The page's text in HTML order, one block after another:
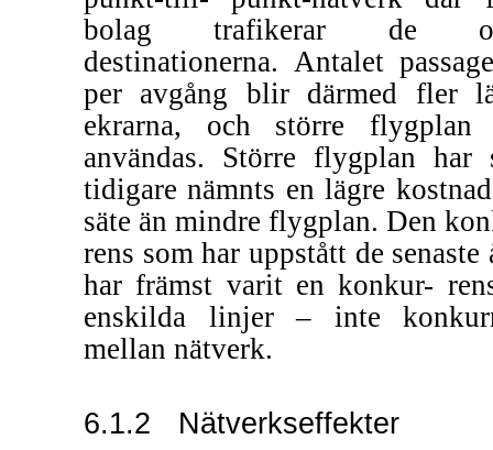
bolag trafikerar de
destinationerna. Antalet
per avgång blir därmed fler
ekrarna, och större flygplan
användas. Större flygplan har
tidigare nämnts en lägre
säte än mindre flygplan. Den
rens som har uppstått de senaste
har främst varit en konkur-
enskilda linjer – inte
mellan nätverk.
6.1.2
Nätverkseffekter